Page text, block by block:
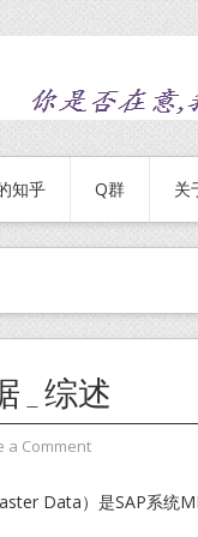
知乎 Q群 关
_综述
a Comment
Data）是SAP系统